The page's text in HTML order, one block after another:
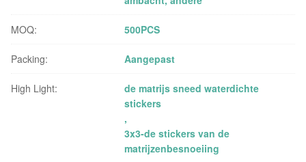
MOQ: 500PCS
Packing: Aangepast
High Light:
de matrijs sneed waterdichte
stickers
,
3x3-de stickers van de
matrijzenbesnoeiing